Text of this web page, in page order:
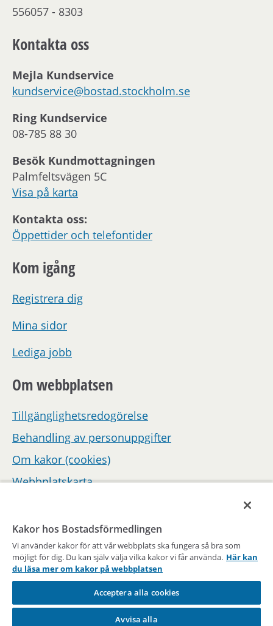
556057 - 8303
Kontakta oss
Mejla Kundservice
kundservice@bostad.stockholm.se
Ring Kundservice
08-785 88 30
Besök Kundmottagningen
Palmfeltsvägen 5C
Visa på karta
Kontakta oss:
Öppettider och telefontider
Kom igång
Registrera dig
Mina sidor
Lediga jobb
Om webbplatsen
Tillgänglighetsredogörelse
Behandling av personuppgifter
Om kakor (cookies)
Webbplatskarta
En del av Stockholms stad
Kakor hos Bostadsförmedlingen
Vi använder kakor för att vår webbplats ska fungera så bra som
möjligt för dig. Du kan själv välja vilka kakor vi får använda. Här kan
du läsa mer om kakor på webbplatsen
Acceptera alla cookies
Avvisa alla